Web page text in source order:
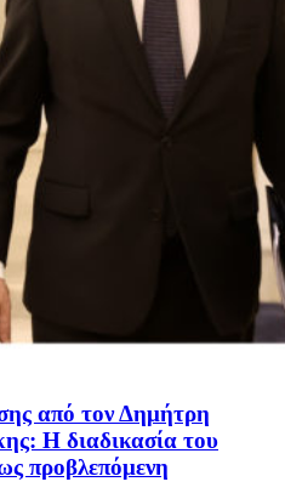
από τον Δημήτρη
Η διαδικασία του
προβλεπόμενη